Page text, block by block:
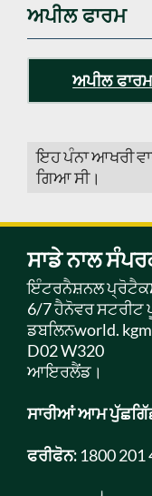
ਅਪੀਲ ਫਾਰਮ
ਅਪੀਲ
ਇਹ ਪੰਨਾ ਆਖਰੀ
ਗਿਆ ਸੀ।
ਸਾਡੇ ਨਾਲ
ਇੰਟਰਨੈਸ਼ਨਲ
6/7 ਹੈਨੋਵਰ ਸਟਰੀਟ
ਡਬਲਿਨworld. kgm
D02 W320
ਆਇਰਲੈਂਡ।
ਸਾਰੀਆਂ ਆਮ
ਫਰੀਫੋਨ: 1800 201